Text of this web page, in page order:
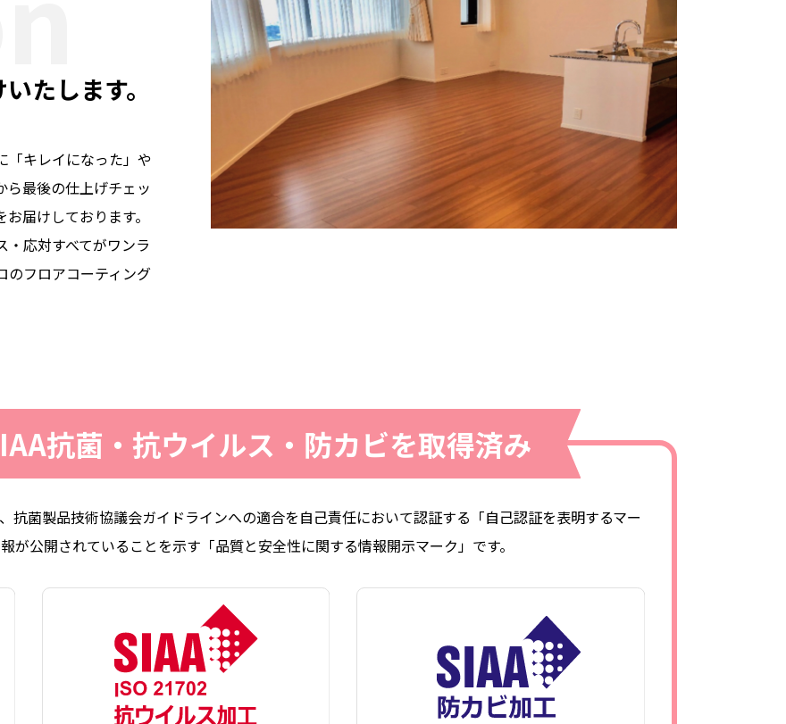
たします。
「キレイになった」や
ら最後の仕上げチェッ
届けしております。
応対すべてがワンラ
のフロアコーティング
抗菌・抗ウイルス・防カビを取得済み
抗菌製品技術協議会ガイドラインへの適合を自己責任において認証する「自己認証を表明するマー
が公開されていることを示す「品質と安全性に関する情報開示マーク」です。